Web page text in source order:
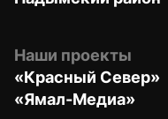
Наши проекты
«Красный Север»
«Ямал-Медиа»